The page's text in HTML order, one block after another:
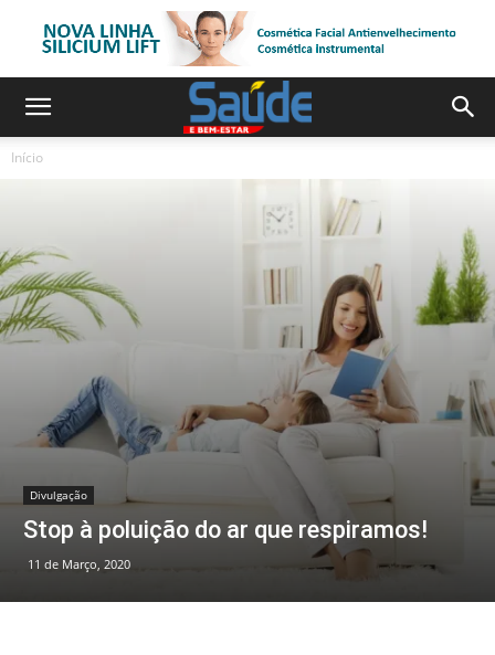
Início
Divulgação
Stop à poluição do ar que respiramos!
11 de Março, 2020